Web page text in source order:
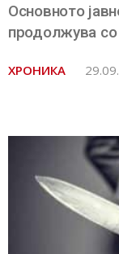
Основното
продолжува со
ХРОНИКА